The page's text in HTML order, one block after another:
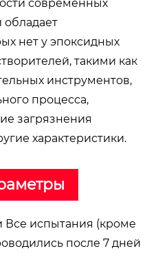
современных
нет у эпоксидных
такими как
инструментов,
процесса,
загрязнения
характеристики.
Все испытания (кроме
после 7 дней